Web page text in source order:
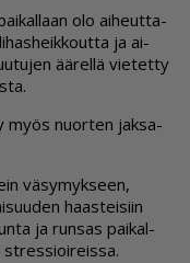
olo ai­heut­ta­
ja ai­
ää­rel­lä vie­tet­ty
myös nuor­ten jak­sa­
vä­sy­myk­seen,
haas­tei­siin
ja run­sas pai­kal­
stres­si­oi­reis­sa.